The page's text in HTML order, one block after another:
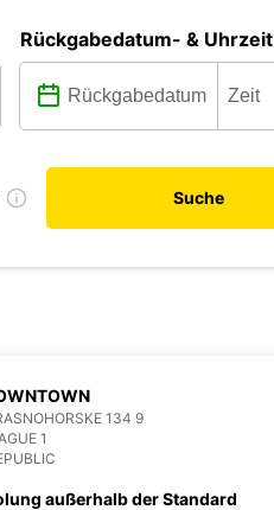
Rückgabedatum- & Uhrzeit
Suche
134 9
1
außerhalb der Standard